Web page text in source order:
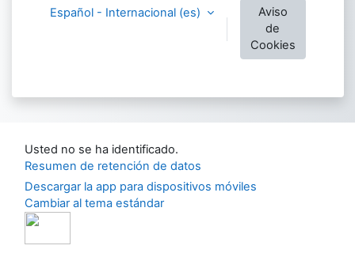
Español - Internacional ‎(es)‎
Aviso
de
Cookies
Usted no se ha identificado.
Resumen de retención de datos
Descargar la app para dispositivos móviles
Cambiar al tema estándar